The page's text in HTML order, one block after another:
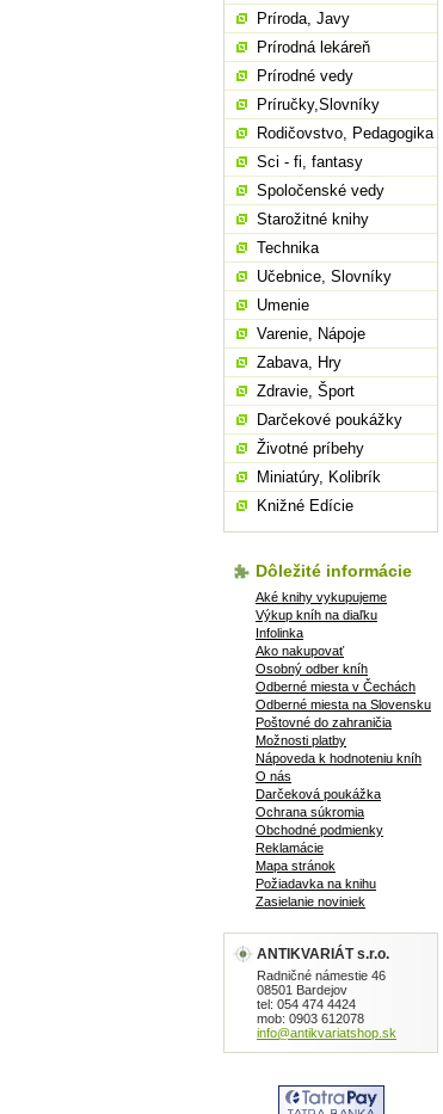
Príroda, Javy
Prírodná lekáreň
Prírodné vedy
Príručky,Slovníky
Rodičovstvo, Pedagogika
Sci - fi, fantasy
Spoločenské vedy
Starožitné knihy
Technika
Učebnice, Slovníky
Umenie
Varenie, Nápoje
Zabava, Hry
Zdravie, Šport
Darčekové poukážky
Životné príbehy
Miniatúry, Kolibrík
Knižné Edície
Dôležité informácie
Aké knihy vykupujeme
Výkup kníh na diaľku
Infolinka
Ako nakupovať
Osobný odber kníh
Odberné miesta v Čechách
Odberné miesta na Slovensku
Poštovné do zahraničia
Možnosti platby
Nápoveda k hodnoteniu kníh
O nás
Darčeková poukážka
Ochrana súkromia
Obchodné podmienky
Reklamácie
Mapa stránok
Požiadavka na knihu
Zasielanie noviniek
ANTIKVARIÁT s.r.o.
Radničné námestie 46
08501 Bardejov
tel: 054 474 4424
mob: 0903 612078
info@antikvariatshop.sk